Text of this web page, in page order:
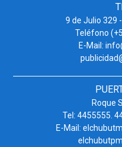
9 de Julio 329
Teléfono
E-Mail:
Roque
Tel: 4455555.
E-Mail: